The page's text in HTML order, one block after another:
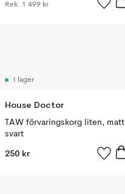
Rek. 1 499 kr
I lager
House Doctor
TAW förvaringskorg liten, matt
svart
250 kr